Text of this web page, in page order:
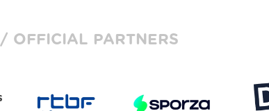
OFFICIAL PARTNERS